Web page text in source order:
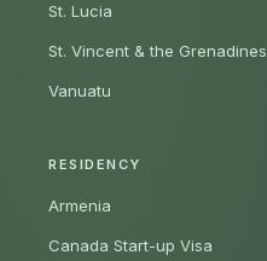
St. Lucia
St. Vincent & the Grenadines
Vanuatu
RESIDENCY
Armenia
Canada Start-up Visa